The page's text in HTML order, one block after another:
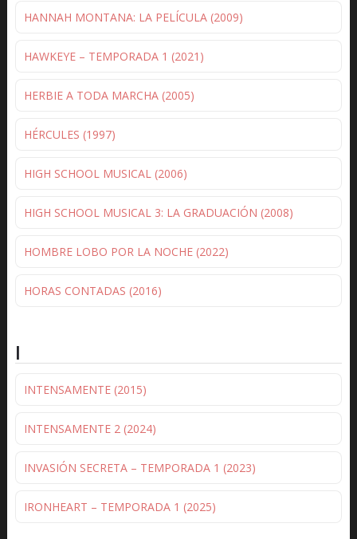
HANNAH MONTANA: LA PELÍCULA (2009)
HAWKEYE – TEMPORADA 1 (2021)
HERBIE A TODA MARCHA (2005)
HÉRCULES (1997)
HIGH SCHOOL MUSICAL (2006)
HIGH SCHOOL MUSICAL 3: LA GRADUACIÓN (2008)
HOMBRE LOBO POR LA NOCHE (2022)
HORAS CONTADAS (2016)
I
INTENSAMENTE (2015)
INTENSAMENTE 2 (2024)
INVASIÓN SECRETA – TEMPORADA 1 (2023)
IRONHEART – TEMPORADA 1 (2025)